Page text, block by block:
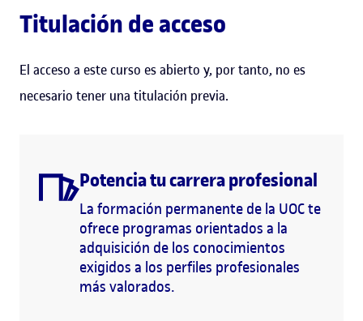
Titulación de acceso
El acceso a este curso es abierto y, por tanto, no es
necesario tener una titulación previa.
Potencia tu carrera profesional
La formación permanente de la UOC te
ofrece programas orientados a la
adquisición de los conocimientos
exigidos a los perfiles profesionales
más valorados.